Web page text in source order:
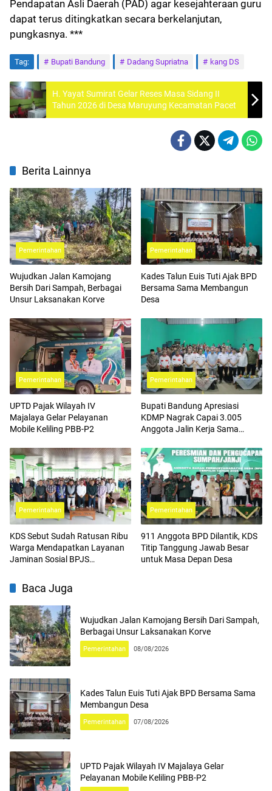
Pendapatan Asli Daerah (PAD) agar kesejahteraan guru
dapat terus ditingkatkan secara berkelanjutan,
pungkasnya. ***
Tag: Bupati Bandung Dadang Supriatna kang DS
H. Yayat Sumirat Gelar Reses Masa Sidang II
Tahun 2026 di Desa Maruyung Kecamatan Pacet
Berita Lainnya
Pemerintahan
Wujudkan Jalan Kamojang
Bersih Dari Sampah, Berbagai
Unsur Laksanakan Korve
Pemerintahan
Kades Talun Euis Tuti Ajak BPD
Bersama Sama Membangun
Desa
Pemerintahan
UPTD Pajak Wilayah IV
Majalaya Gelar Pelayanan
Mobile Keliling PBB-P2
Pemerintahan
Bupati Bandung Apresiasi
KDMP Nagrak Capai 3.005
Anggota Jalin Kerja Sama
Pemerintahan
KDS Sebut Sudah Ratusan Ribu
Warga Mendapatkan Layanan
Jaminan Sosial BPJS
Pemerintahan
911 Anggota BPD Dilantik, KDS
Titip Tanggung Jawab Besar
untuk Masa Depan Desa
Baca Juga
Wujudkan Jalan Kamojang Bersih Dari Sampah,
Berbagai Unsur Laksanakan Korve
Pemerintahan 08/08/2026
Kades Talun Euis Tuti Ajak BPD Bersama Sama
Membangun Desa
Pemerintahan 07/08/2026
UPTD Pajak Wilayah IV Majalaya Gelar
Pelayanan Mobile Keliling PBB-P2